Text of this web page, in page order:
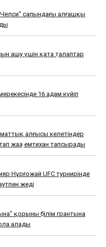
сапындағы алғашқы
ашу үшін қатаң талаптар
16 адам күйіп
алғысы келетіндер
жаңа емтихан тапсырады
Нұрғожай UFC турнирінде
жеңді
қорының білім грантына
алады